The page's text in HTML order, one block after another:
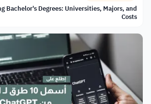
Bachelor's Degrees: Universities, Majors, and
Costs